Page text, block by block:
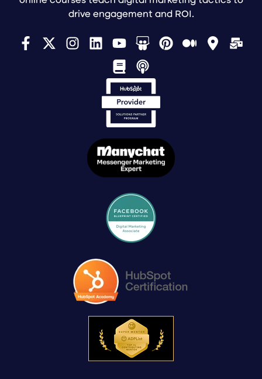
drive engagement and ROI.